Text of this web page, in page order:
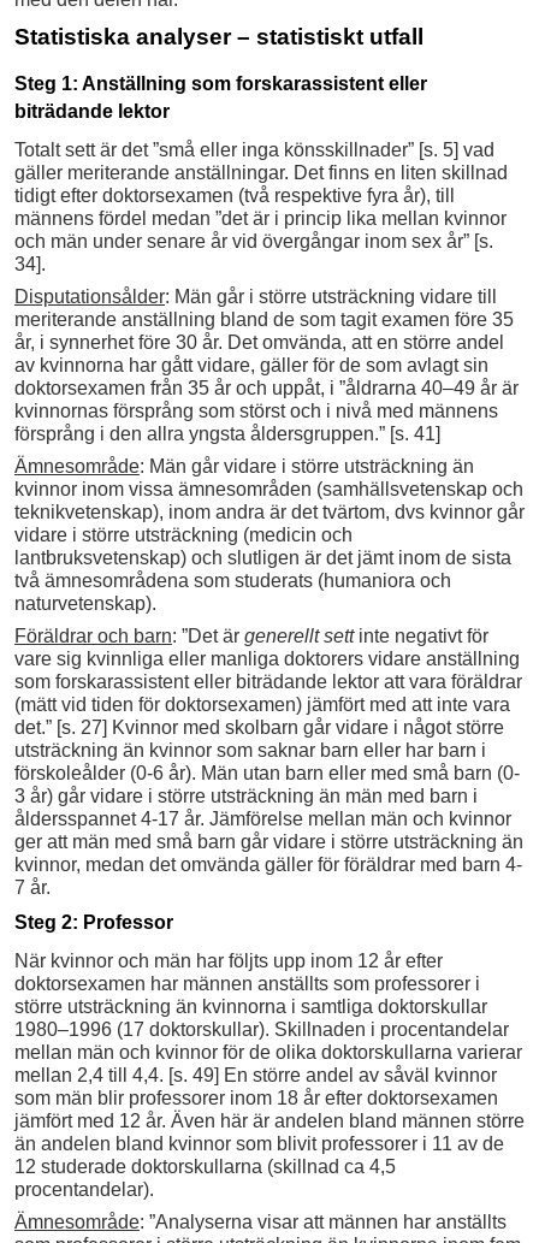
Statistiska analyser – statistiskt utfall
Steg 1: Anställning som forskarassistent eller
biträdande lektor
Totalt sett är det ”små eller inga könsskillnader” [s. 5] vad
gäller meriterande anställningar. Det finns en liten skillnad
tidigt efter doktorsexamen (två respektive fyra år), till
männens fördel medan ”det är i princip lika mellan kvinnor
och män under senare år vid övergångar inom sex år” [s.
34].
Disputationsålder: Män går i större utsträckning vidare till
meriterande anställning bland de som tagit examen före 35
år, i synnerhet före 30 år. Det omvända, att en större andel
av kvinnorna har gått vidare, gäller för de som avlagt sin
doktorsexamen från 35 år och uppåt, i ”åldrarna 40–49 år är
kvinnornas försprång som störst och i nivå med männens
försprång i den allra yngsta åldersgruppen.” [s. 41]
Ämnesområde: Män går vidare i större utsträckning än
kvinnor inom vissa ämnesområden (samhällsvetenskap och
teknikvetenskap), inom andra är det tvärtom, dvs kvinnor går
vidare i större utsträckning (medicin och
lantbruksvetenskap) och slutligen är det jämt inom de sista
två ämnesområdena som studerats (humaniora och
naturvetenskap).
Föräldrar och barn: ”Det är generellt sett inte negativt för
vare sig kvinnliga eller manliga doktorers vidare anställning
som forskarassistent eller biträdande lektor att vara föräldrar
(mätt vid tiden för doktorsexamen) jämfört med att inte vara
det.” [s. 27] Kvinnor med skolbarn går vidare i något större
utsträckning än kvinnor som saknar barn eller har barn i
förskoleålder (0-6 år). Män utan barn eller med små barn (0-
3 år) går vidare i större utsträckning än män med barn i
åldersspannet 4-17 år. Jämförelse mellan män och kvinnor
ger att män med små barn går vidare i större utsträckning än
kvinnor, medan det omvända gäller för föräldrar med barn 4-
7 år.
Steg 2: Professor
När kvinnor och män har följts upp inom 12 år efter
doktorsexamen har männen anställts som professorer i
större utsträckning än kvinnorna i samtliga doktorskullar
1980–1996 (17 doktorskullar). Skillnaden i procentandelar
mellan män och kvinnor för de olika doktorskullarna varierar
mellan 2,4 till 4,4. [s. 49] En större andel av såväl kvinnor
som män blir professorer inom 18 år efter doktorsexamen
jämfört med 12 år. Även här är andelen bland männen större
än andelen bland kvinnor som blivit professorer i 11 av de
12 studerade doktorskullarna (skillnad ca 4,5
procentandelar).
Ämnesområde: ”Analyserna visar att männen har anställts